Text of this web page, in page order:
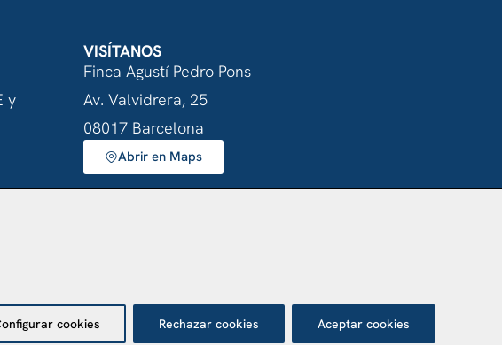
y
VISÍTANOS
Finca Agustí Pedro Pons
Av. Valvidrera, 25
08017 Barcelona
Abrir en Maps
cookies Rechazar cookies Aceptar cookies